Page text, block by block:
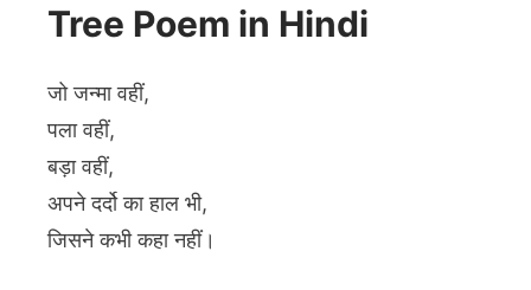
Tree Poem in Hindi
जो जन्मा वहीं,
पला वहीं,
बड़ा वहीं,
अपने दर्दो का हाल भी,
जिसने कभी कहा नहीं।